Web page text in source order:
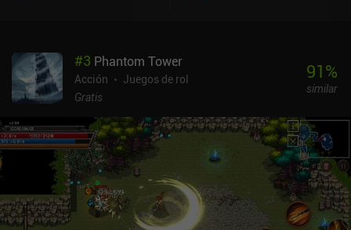
#3 Phantom Tower
Acción
Juegos de rol
Gratis
91%
similar